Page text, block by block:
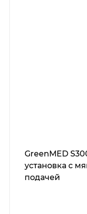
GreenMED
установка с
подачей